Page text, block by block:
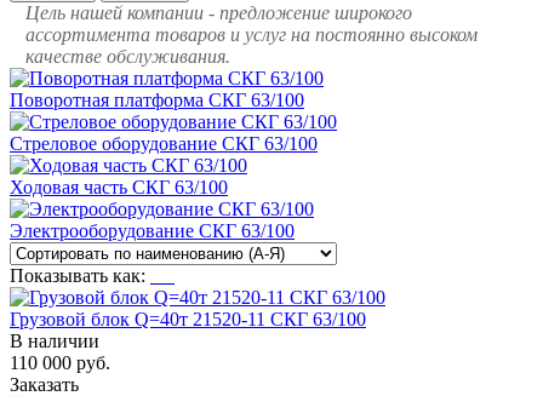
Цель нашей компании - предложение широкого
ассортимента товаров и услуг на постоянно высоком
качестве обслуживания.
Поворотная платформа СКГ 63/100
Стреловое оборудование СКГ 63/100
Ходовая часть СКГ 63/100
Электрооборудование СКГ 63/100
Показывать как:
Грузовой блок Q=40т 21520-11 СКГ 63/100
В наличии
110 000 руб.
Заказать